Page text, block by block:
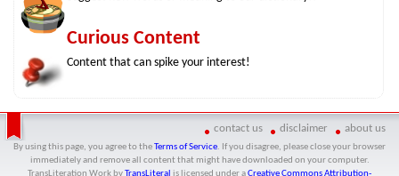
Curious Content
Content that can spike your interest!
contact us disclaimer about us
By using this page, you agree to the Terms of Service. If you disagree, please close your browser
immediately and remove all content that might have downloaded on your computer.